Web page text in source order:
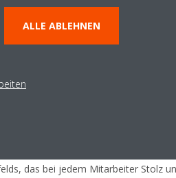
der Prinzipien des fairen
Pflege freundschaftlicher und
und Schweigepflicht im
Unternehmensdaten
negative Auswirkungen
Aktivitäten
das bei jedem Mitarbeiter Stolz
ALLE ABLEHNEN